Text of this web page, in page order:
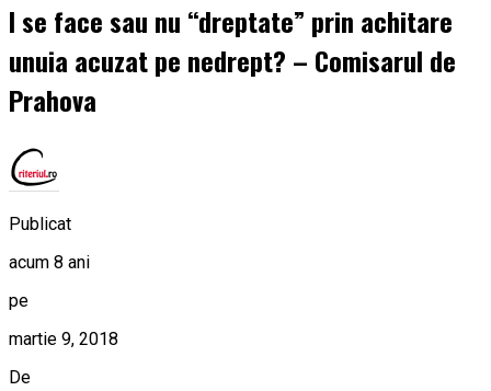
I se face sau nu “dreptate” prin achitare
unuia acuzat pe nedrept? – Comisarul de
Prahova
Publicat
acum 8 ani
pe
martie 9, 2018
De